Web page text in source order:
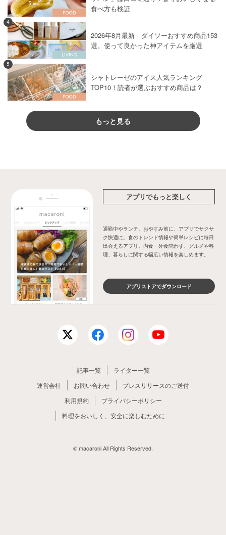
食べ方も検証
4
2026年8月最新｜ダイソーおすすめ商品153
選。使って良かった神アイテムを厳選
5
シャトレーゼのアイス人気ランキング
TOP10！読者が選ぶおすすめ商品は？
もっと見る
アプリでもっと楽しく
通勤中やランチ、おやすみ前に、アプリでサクサ
ク快適に。食のトレンド情報や簡単レシピに毎日
出会えるアプリ。内食・外食問わず、グルメや料
理、暮らしに関する幅広い情報を楽しめます。
アプリストアでダウンロード
記事一覧
ライター一覧
運営会社
お問い合わせ
プレスリリースのご送付
利用規約
プライバシーポリシー
料理をおいしく、安全に楽しむために
© macaroni All Rights Reserved.